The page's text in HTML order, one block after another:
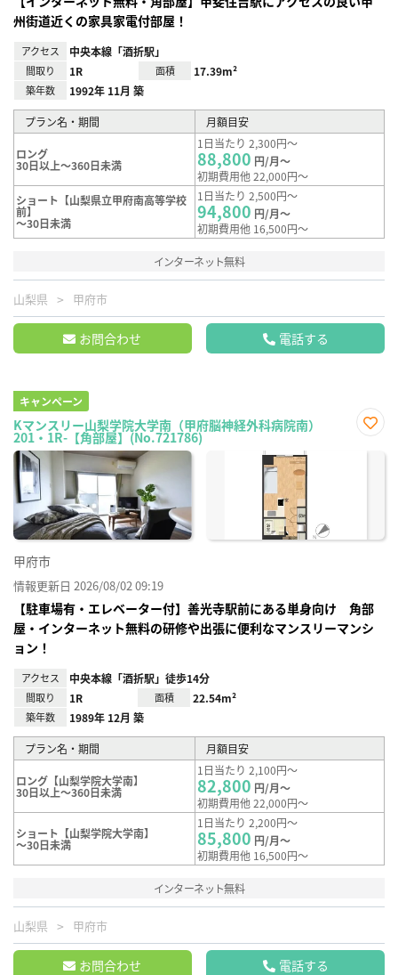
州街道近くの家具家電付部屋！
アクセス 中央本線「酒折駅」
間取り 1R 面積 17.39m²
築年数 1992年 11月 築
プラン名・期間 月額目安
ロング
30日以上～360日未満
1日当たり 2,300円～
88,800 円/月～
初期費用他 22,000円～
ショート【山梨県立甲府南高等学校
前】
～30日未満
1日当たり 2,500円～
94,800 円/月～
初期費用他 16,500円～
インターネット無料
山梨県 甲府市
お問合わせ 電話する
キャンペーン
Kマンスリー山梨学院大学南（甲府脳神経外科病院南）
201・1R-【角部屋】(No.721786)
に入
甲府市
情報更新日 2026/08/02 09:19
【駐車場有・エレベーター付】善光寺駅前にある単身向け 角部
屋・インターネット無料の研修や出張に便利なマンスリーマンシ
ョン！
アクセス 中央本線「酒折駅」徒歩14分
間取り 1R 面積 22.54m²
築年数 1989年 12月 築
プラン名・期間 月額目安
ロング【山梨学院大学南】
30日以上～360日未満
1日当たり 2,100円～
82,800 円/月～
初期費用他 22,000円～
ショート【山梨学院大学南】
～30日未満
1日当たり 2,200円～
85,800 円/月～
初期費用他 16,500円～
インターネット無料
山梨県 甲府市
お問合わせ 電話する